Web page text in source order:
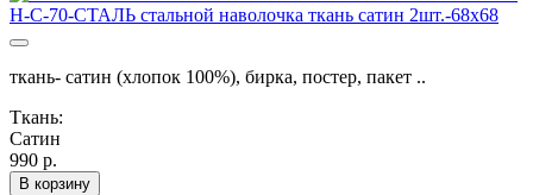
Н-С-70-СТАЛЬ стальной наволочка ткань сатин 2шт.-68х68
ткань- сатин (хлопок 100%), бирка, постер, пакет ..
Ткань:
Сатин
990 р.
В корзину